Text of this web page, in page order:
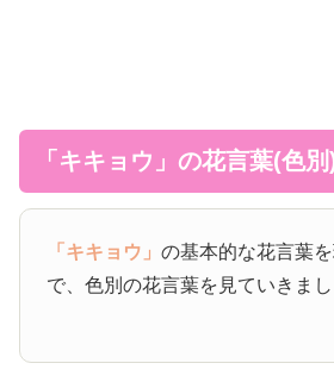
「キキョウ」の花言葉(色別
「キキョウ」の基本的な花言葉
で、色別の花言葉を見ていきまし